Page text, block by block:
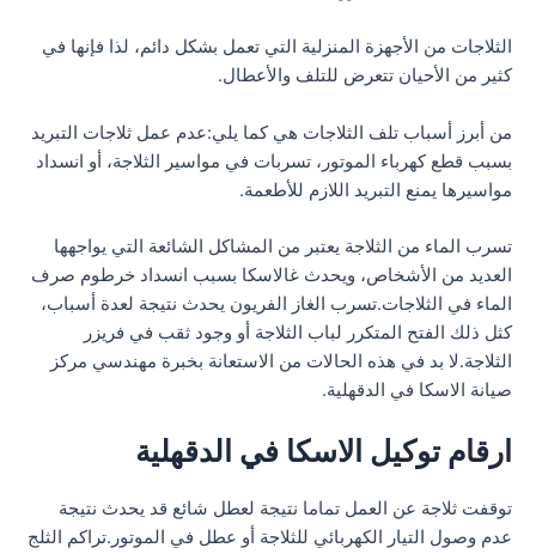
الثلاجات من الأجهزة المنزلية التي تعمل بشكل دائم، لذا فإنها في
كثير من الأحيان تتعرض للتلف والأعطال.
من أبرز أسباب تلف الثلاجات هي كما يلي:عدم عمل ثلاجات التبريد
بسبب قطع كهرباء الموتور، تسربات في مواسير الثلاجة، أو انسداد
مواسيرها يمنع التبريد اللازم للأطعمة.
تسرب الماء من الثلاجة يعتبر من المشاكل الشائعة التي يواجهها
العديد من الأشخاص، ويحدث غالاسكا بسبب انسداد خرطوم صرف
الماء في الثلاجات.تسرب الغاز الفريون يحدث نتيجة لعدة أسباب،
كثل ذلك الفتح المتكرر لباب الثلاجة أو وجود ثقب في فريزر
الثلاجة.لا بد في هذه الحالات من الاستعانة بخبرة مهندسي مركز
صيانة الاسكا في الدقهلية.
ارقام توكيل الاسكا في الدقهلية
توقفت ثلاجة عن العمل تماما نتيجة لعطل شائع قد يحدث نتيجة
عدم وصول التيار الكهربائي للثلاجة أو عطل في الموتور.تراكم الثلج